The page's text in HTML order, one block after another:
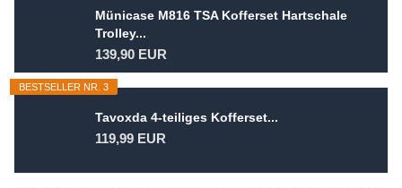
Münicase M816 TSA Kofferset Hartschale
Trolley...
139,90 EUR
BESTSELLER NR. 3
Tavoxda 4-teiliges Kofferset...
119,99 EUR